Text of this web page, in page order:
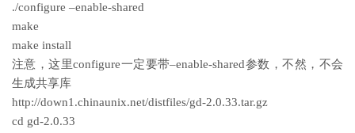
./configure –enable-shared
make
make install
注意，这里configure一定要带–enable-shared参数，不然，不会
生成共享库
http://down1.chinaunix.net/distfiles/gd-2.0.33.tar.gz
cd gd-2.0.33